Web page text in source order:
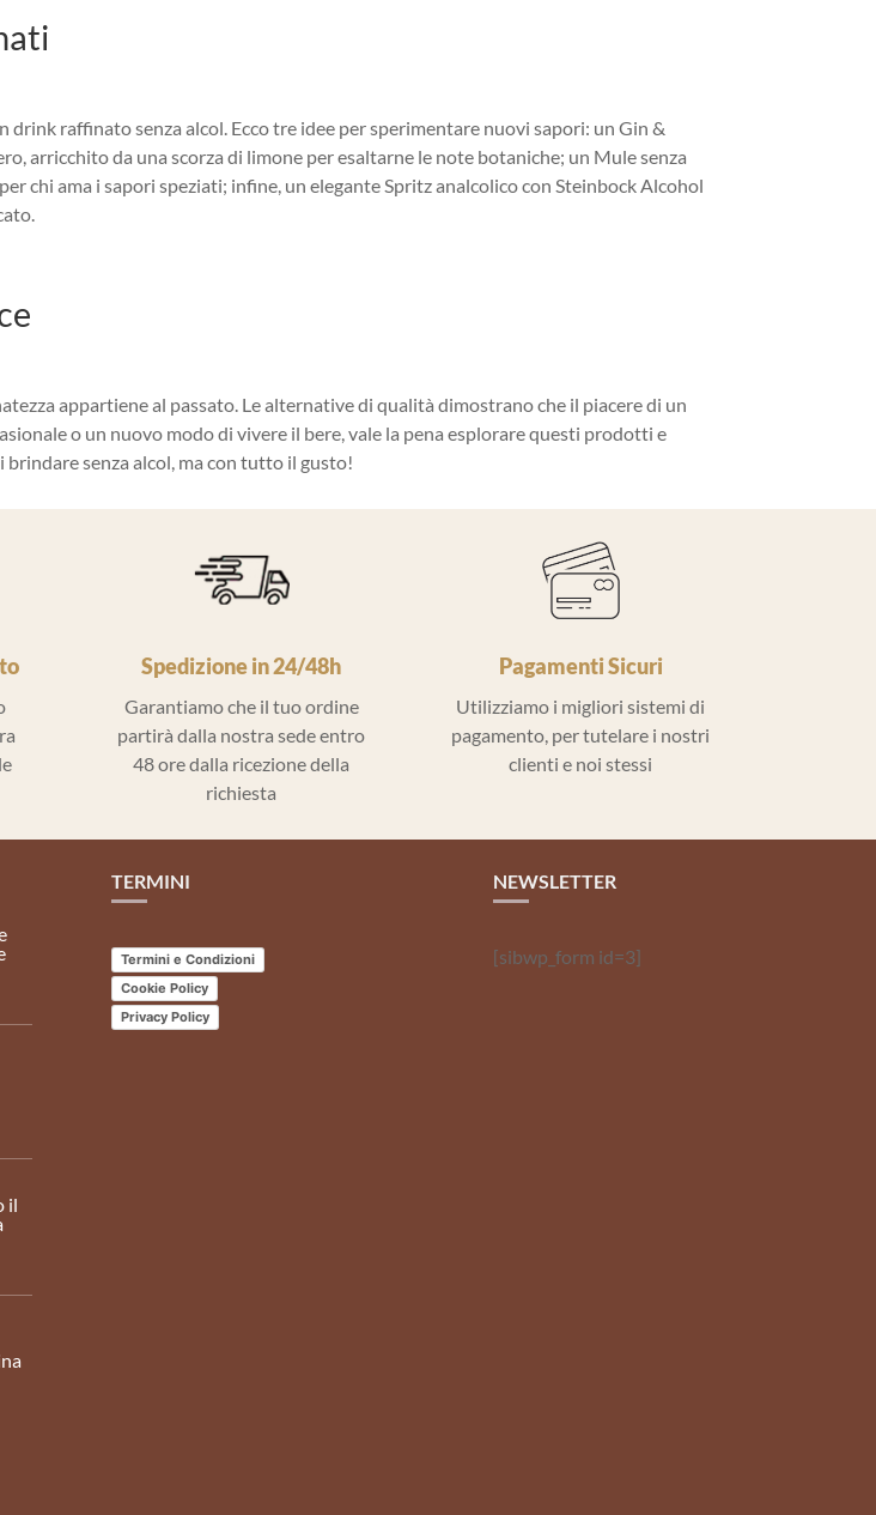
raffinato senza alcol. Ecco tre idee per sperimentare nuovi sapori: un Gin &
arricchito da una scorza di limone per esaltarne le note botaniche; un Mule senza
chi ama i sapori speziati; infine, un elegante Spritz analcolico con Steinbock Alcohol
appartiene al passato. Le alternative di qualità dimostrano che il piacere di un
o un nuovo modo di vivere il bere, vale la pena esplorare questi prodotti e
senza alcol, ma con tutto il gusto!
Spedizione in 24/48h
Garantiamo che il tuo ordine
partirà dalla nostra sede entro
48 ore dalla ricezione della
richiesta
Pagamenti Sicuri
Utilizziamo i migliori sistemi di
pagamento, per tutelare i nostri
clienti e noi stessi
il
TERMINI
Termini e Condizioni
Cookie Policy
Privacy Policy
NEWSLETTER
[sibwp_form id=3]